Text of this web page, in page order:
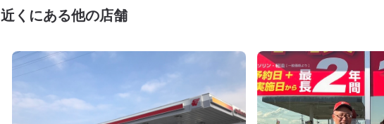
近くにある他の店舗